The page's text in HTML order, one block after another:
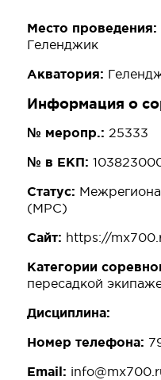
Место проведения:
Геленджик
Акватория:
Информация о
№ меропр.: 25333
№ в ЕКП:
Статус:
(МРС)
Сайт: https://
Категории
пересадкой
Дисциплина:
Номер телефона:
Email: